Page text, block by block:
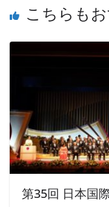
こちらも
第35回 日本国